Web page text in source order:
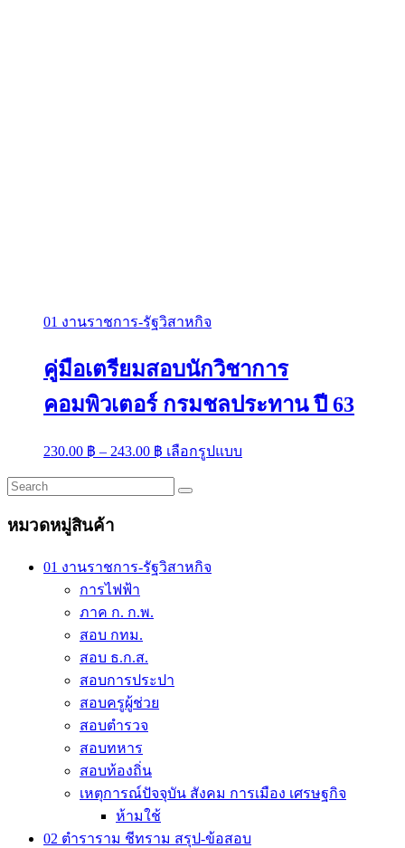
01 งานราชการ-รัฐวิสาหกิจ
คู่มือเตรียมสอบนักวิชาการ
คอมพิวเตอร์ กรมชลประทาน ปี 63
230.00 ฿ – 243.00 ฿ Price
range:
230.00 ฿
เลือกรูปแบบ
product
หมวดหมู่สินค้า
01 งานราชการ-รัฐวิสาหกิจ
การไฟฟ้า
ภาค ก. ก.พ.
สอบ กทม.
สอบ ธ.ก.ส.
สอบการประปา
สอบครูผู้ช่วย
สอบตำรวจ
สอบทหาร
สอบท้องถิ่น
เหตุการณ์ปัจจุบัน สังคม การเมือง เศรษฐกิจ
ห้ามใช้
02 ตำราราม ชีทราม สรุป-ข้อสอบ